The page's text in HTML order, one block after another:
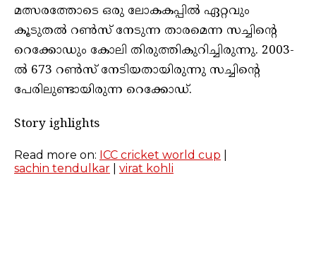
മത്സരത്തോടെ ഒരു ലോകകപ്പിൽ ഏറ്റവും
കൂടുതൽ റൺസ് നേടുന്ന താരമെന്ന സച്ചിന്‍റെ
റെക്കോഡും കോലി തിരുത്തികുറിച്ചിരുന്നു. 2003-
ല്‍ 673 റണ്‍സ് നേടിയതായിരുന്നു സച്ചിന്‍റെ
പേരിലുണ്ടായിരുന്ന റെക്കോഡ്.
Story ighlights
Read more on: ICC cricket world cup
sachin tendulkar
virat kohli